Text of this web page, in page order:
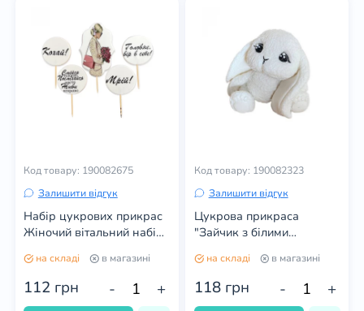
Код товару: 190082675
Залишити відгук
Набір цукрових прикрас
Жіночий вітальний набір
на складі в магазині
112 грн - +
Код товару: 190082323
Залишити відгук
Цукрова прикраса
"Зайчик з білими
на складі в магазині
118 грн - +